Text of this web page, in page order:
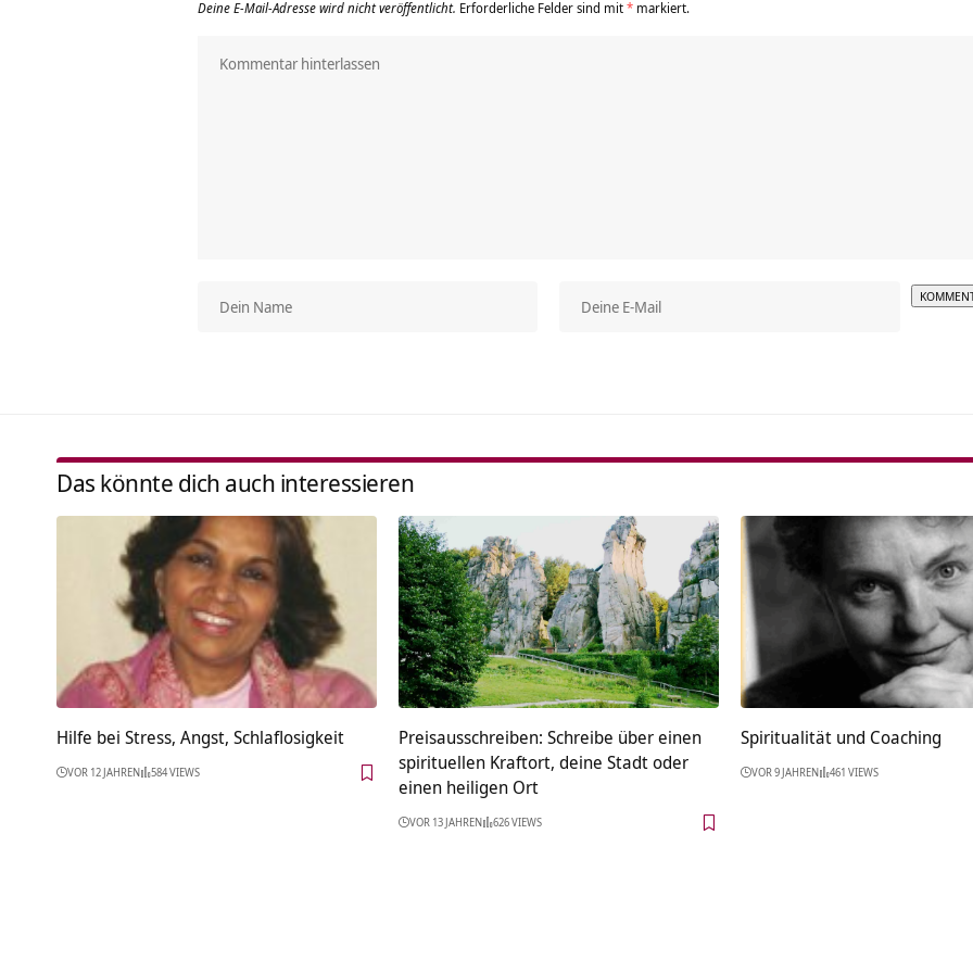
Deine E-Mail-Adresse wird nicht veröffentlicht. Erforderliche Felder sind mit* markiert.
Das könnte dich auch interessieren
Hilfe bei Stress, Angst, Schlaflosigkeit
VOR 12 JAHREN 584 VIEWS
Preisausschreiben: Schreibe über einen
spirituellen Kraftort, deine Stadt oder
einen heiligen Ort
VOR 13 JAHREN 626 VIEWS
Spiritualität und Coaching
VOR 9 JAHREN 461 VIEWS